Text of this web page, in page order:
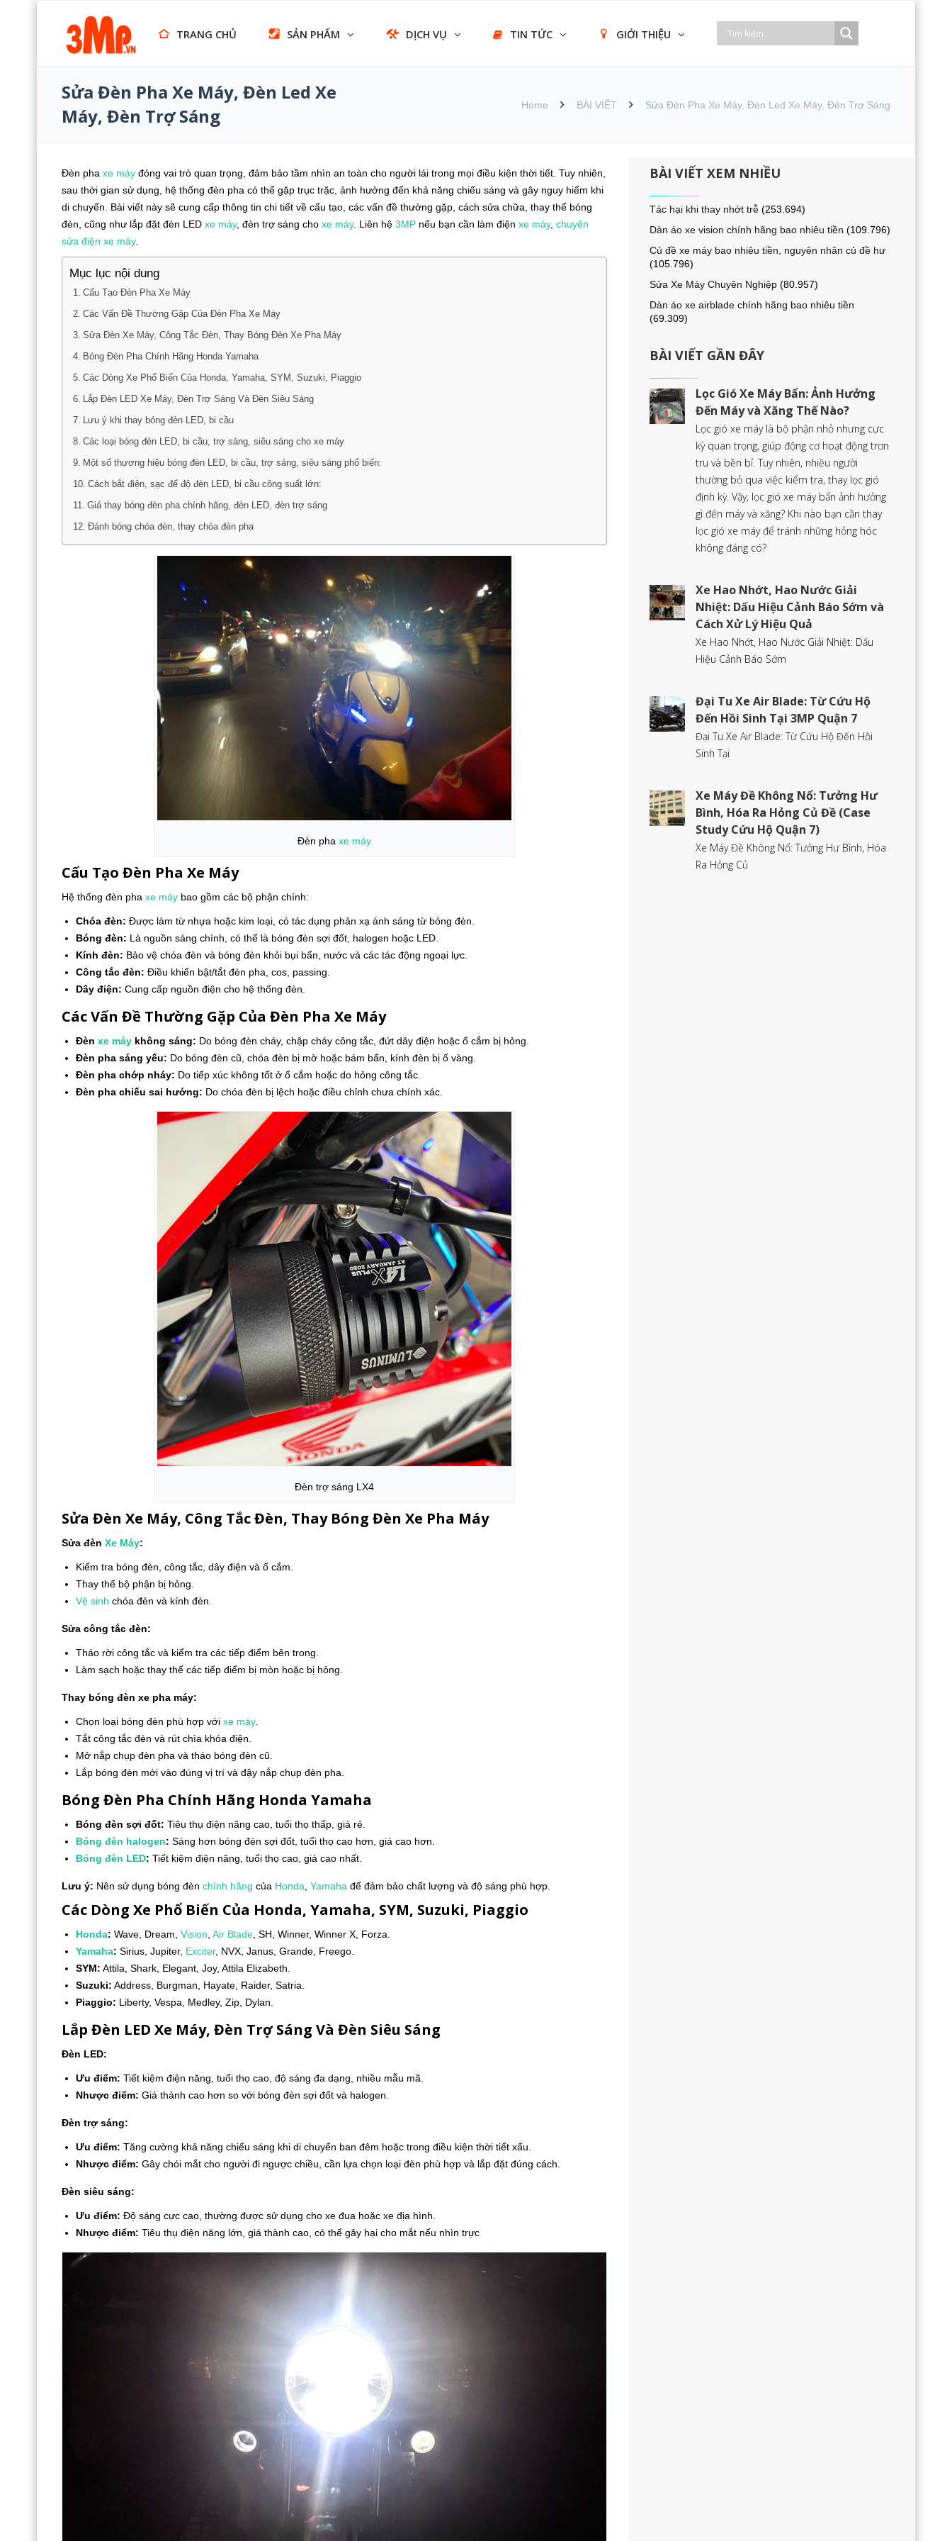
TRANG CHỦ SẢN PHẨM DỊCH VỤ TIN TỨC GIỚI THIỆU
Sửa Đèn Pha Xe Máy, Đèn Led Xe
Máy, Đèn Trợ Sáng
Home BÀI VIẾT Sửa Đèn Pha Xe Máy, Đèn Led Xe Máy, Đèn Trợ Sáng
Đèn pha xe máy đóng vai trò quan trọng, đảm bảo tầm nhìn an toàn cho người lái trong mọi điều kiện thời tiết. Tuy nhiên,
sau thời gian sử dụng, hệ thống đèn pha có thể gặp trục trặc, ảnh hưởng đến khả năng chiếu sáng và gây nguy hiểm khi
di chuyển. Bài viết này sẽ cung cấp thông tin chi tiết về cấu tạo, các vấn đề thường gặp, cách sửa chữa, thay thế bóng
đèn, cũng như lắp đặt đèn LED xe máy, đèn trợ sáng cho xe máy. Liên hệ 3MP nếu bạn cần làm điện xe máy, chuyên
sửa điện xe máy.
Mục lục nội dung
Cấu Tạo Đèn Pha Xe Máy
Các Vấn Đề Thường Gặp Của Đèn Pha Xe Máy
Sửa Đèn Xe Máy, Công Tắc Đèn, Thay Bóng Đèn Xe Pha Máy
Bóng Đèn Pha Chính Hãng Honda Yamaha
Các Dòng Xe Phổ Biến Của Honda, Yamaha, SYM, Suzuki, Piaggio
Lắp Đèn LED Xe Máy, Đèn Trợ Sáng Và Đèn Siêu Sáng
Lưu ý khi thay bóng đèn LED, bi cầu
Các loại bóng đèn LED, bi cầu, trợ sáng, siêu sáng cho xe máy
Một số thương hiệu bóng đèn LED, bi cầu, trợ sáng, siêu sáng phổ biến:
Cách bắt điện, sạc để độ đèn LED, bi cầu công suất lớn:
Giá thay bóng đèn pha chính hãng, đèn LED, đèn trợ sáng
Đánh bóng chóa đèn, thay chóa đèn pha
Đèn pha xe máy
Cấu Tạo Đèn Pha Xe Máy
Hệ thống đèn pha xe máy bao gồm các bộ phận chính:
Chóa đèn: Được làm từ nhựa hoặc kim loại, có tác dụng phản xạ ánh sáng từ bóng đèn.
Bóng đèn: Là nguồn sáng chính, có thể là bóng đèn sợi đốt, halogen hoặc LED.
Kính đèn: Bảo vệ chóa đèn và bóng đèn khỏi bụi bẩn, nước và các tác động ngoại lực.
Công tắc đèn: Điều khiển bật/tắt đèn pha, cos, passing.
Dây điện: Cung cấp nguồn điện cho hệ thống đèn.
Các Vấn Đề Thường Gặp Của Đèn Pha Xe Máy
Đèn xe máy không sáng: Do bóng đèn cháy, chập cháy công tắc, đứt dây điện hoặc ổ cắm bị hỏng.
Đèn pha sáng yếu: Do bóng đèn cũ, chóa đèn bị mờ hoặc bám bẩn, kính đèn bị ố vàng.
Đèn pha chớp nháy: Do tiếp xúc không tốt ở ổ cắm hoặc do hỏng công tắc.
Đèn pha chiếu sai hướng: Do chóa đèn bị lệch hoặc điều chỉnh chưa chính xác.
Đèn trợ sáng LX4
Sửa Đèn Xe Máy, Công Tắc Đèn, Thay Bóng Đèn Xe Pha Máy
Sửa đèn Xe Máy:
Kiểm tra bóng đèn, công tắc, dây điện và ổ cắm.
Thay thế bộ phận bị hỏng.
Vệ sinh chóa đèn và kính đèn.
Sửa công tắc đèn:
Tháo rời công tắc và kiểm tra các tiếp điểm bên trong.
Làm sạch hoặc thay thế các tiếp điểm bị mòn hoặc bị hỏng.
Thay bóng đèn xe pha máy:
Chọn loại bóng đèn phù hợp với xe máy.
Tắt công tắc đèn và rút chìa khóa điện.
Mở nắp chụp đèn pha và tháo bóng đèn cũ.
Lắp bóng đèn mới vào đúng vị trí và đậy nắp chụp đèn pha.
Bóng Đèn Pha Chính Hãng Honda Yamaha
Bóng đèn sợi đốt: Tiêu thụ điện năng cao, tuổi thọ thấp, giá rẻ.
Bóng đèn halogen: Sáng hơn bóng đèn sợi đốt, tuổi thọ cao hơn, giá cao hơn.
Bóng đèn LED: Tiết kiệm điện năng, tuổi thọ cao, giá cao nhất.
Lưu ý: Nên sử dụng bóng đèn chính hãng của Honda Yamaha để đảm bảo chất lượng và độ sáng phù hợp.
Các Dòng Xe Phổ Biến Của Honda, Yamaha, SYM, Suzuki, Piaggio
Honda: Wave, Dream, Vision Air Blade , SH, Winner, Winner X, Forza.
Yamaha: Sirius, Jupiter, Exciter, NVX, Janus, Grande, Freego.
SYM: Attila, Shark, Elegant, Joy, Attila Elizabeth.
Suzuki: Address, Burgman, Hayate, Raider, Satria.
Piaggio: Liberty, Vespa, Medley, Zip, Dylan.
Lắp Đèn LED Xe Máy, Đèn Trợ Sáng Và Đèn Siêu Sáng
Đèn LED:
Ưu điểm: Tiết kiệm điện năng, tuổi thọ cao, độ sáng đa dạng, nhiều mẫu mã.
Nhược điểm: Giá thành cao hơn so với bóng đèn sợi đốt và halogen.
Đèn trợ sáng:
Ưu điểm: Tăng cường khả năng chiếu sáng khi di chuyển ban đêm hoặc trong điều kiện thời tiết xấu.
Nhược điểm: Gây chói mắt cho người đi ngược chiều, cần lựa chọn loại đèn phù hợp và lắp đặt đúng cách.
Đèn siêu sáng:
Ưu điểm: Độ sáng cực cao, thường được sử dụng cho xe đua hoặc xe địa hình.
Nhược điểm: Tiêu thụ điện năng lớn, giá thành cao, có thể gây hại cho mắt nếu nhìn trực
BÀI VIẾT XEM NHIỀU
Tác hại khi thay nhớt trễ (253.694)
Dàn áo xe vision chính hãng bao nhiêu tiền (109.796)
Củ đề xe máy bao nhiêu tiền, nguyên nhân củ đề hư
(105.796)
Sửa Xe Máy Chuyên Nghiệp (80.957)
Dàn áo xe airblade chính hãng bao nhiêu tiền
(69.309)
BÀI VIẾT GẦN ĐÂY
Lọc Gió Xe Máy Bẩn: Ảnh Hưởng
Đến Máy và Xăng Thế Nào?
Lọc gió xe máy là bộ phận nhỏ nhưng cực
kỳ quan trọng, giúp động cơ hoạt động trơn
tru và bền bỉ. Tuy nhiên, nhiều người
thường bỏ qua việc kiểm tra, thay lọc gió
định kỳ. Vậy, lọc gió xe máy bẩn ảnh hưởng
gì đến máy và xăng? Khi nào bạn cần thay
lọc gió xe máy để tránh những hỏng hóc
không đáng có?
Xe Hao Nhớt, Hao Nước Giải
Nhiệt: Dấu Hiệu Cảnh Báo Sớm và
Cách Xử Lý Hiệu Quả
Xe Hao Nhớt, Hao Nước Giải Nhiệt: Dấu
Hiệu Cảnh Báo Sớm
Đại Tu Xe Air Blade: Từ Cứu Hộ
Đến Hồi Sinh Tại 3MP Quận 7
Đại Tu Xe Air Blade: Từ Cứu Hộ Đến Hồi
Sinh Tại
Xe Máy Đề Không Nổ: Tưởng Hư
Bình, Hóa Ra Hỏng Củ Đề (Case
Study Cứu Hộ Quận 7)
Xe Máy Đề Không Nổ: Tưởng Hư Bình, Hóa
Ra Hỏng Củ